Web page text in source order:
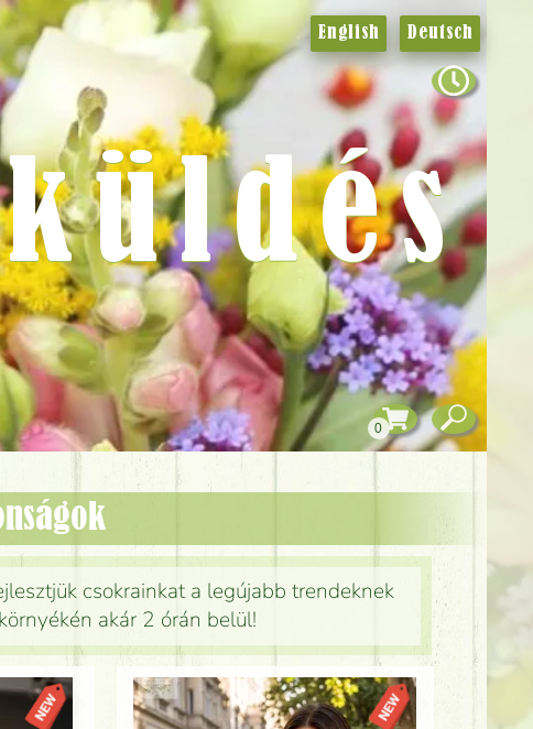
csokrainkat a legújabb trendeknek
akár 2 órán belül!
English Deutsch
0